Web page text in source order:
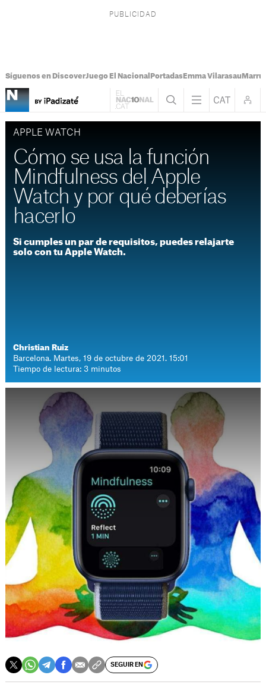
Síguenos en DiscoverJuego El Nacional PortadasEmma Vilarasau
APPLE WATCH
Cómo se usa la función
Mindfulness del Apple
Watch y por qué deberías
hacerlo
Si cumples un par de requisitos, puedes relajarte
solo con tu Apple Watch.
Christian Ruiz
Barcelona. Martes, 19 de octubre de 2021. 15:01
Tiempo de lectura: 3 minutos
SEGUIR EN